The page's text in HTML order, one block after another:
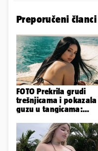
Preporučeni članci
FOTO Prekrila grudi
trešnjicama i pokazala
guzu u tangicama:
Slavonka